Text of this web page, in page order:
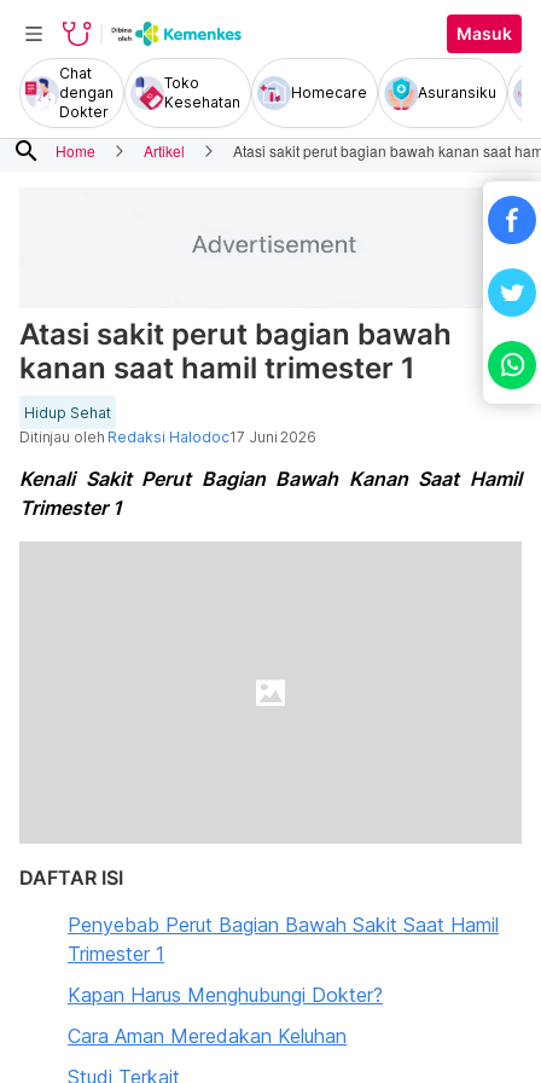
Masuk
Chat
dengan
Dokter
Toko
Kesehatan
Homecare Asuransiku
search Home Artikel Atasi sakit perut bagian bawah kanan saat
Atasi sakit perut bagian bawah
kanan saat hamil trimester 1
Hidup Sehat
Ditinjau oleh Redaksi Halodoc17 Juni 2026
Kenali Sakit Perut Bagian Bawah Kanan Saat Hamil
Trimester 1
DAFTAR ISI
Penyebab Perut Bagian Bawah Sakit Saat Hamil
Trimester 1
Kapan Harus Menghubungi Dokter?
Cara Aman Meredakan Keluhan
Studi Terkait